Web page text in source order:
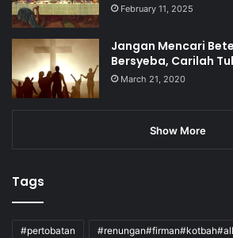
February 11, 2025
Jangan Mencari
Bersyeba, Carilah
March 21, 2020
Show More
Tags
#pertobatan